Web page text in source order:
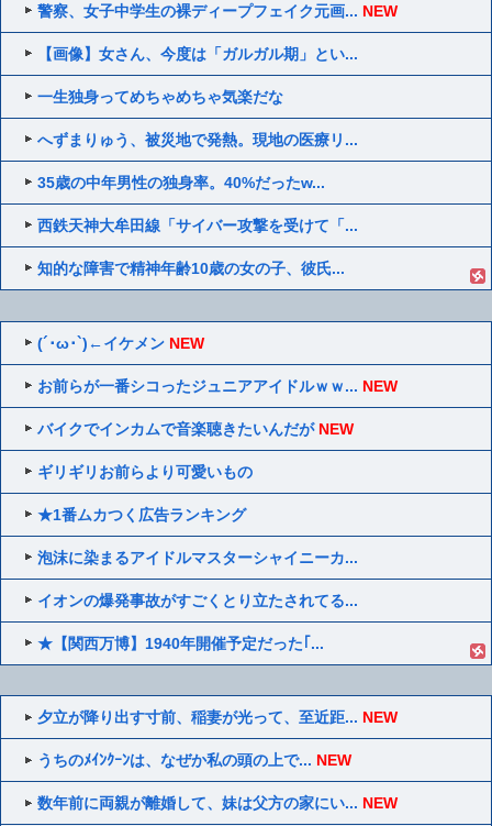
警察、女子中学生の裸ディープフェイク元画... NEW
【画像】女さん、今度は「ガルガル期」とい...
一生独身ってめちゃめちゃ気楽だな
へずまりゅう、被災地で発熱。現地の医療リ...
35歳の中年男性の独身率。40%だったw...
西鉄天神大牟田線「サイバー攻撃を受けて「...
知的な障害で精神年齢10歳の女の子、彼氏...
(´･ω･`)←イケメン NEW
お前らが一番シコったジュニアアイドルｗｗ... NEW
バイクでインカムで音楽聴きたいんだが NEW
ギリギリお前らより可愛いもの
★1番ムカつく広告ランキング
泡沫に染まるアイドルマスターシャイニーカ...
イオンの爆発事故がすごくとり立たされてる...
★【関西万博】1940年開催予定だった｢...
夕立が降り出す寸前、稲妻が光って、至近距... NEW
うちのﾒｲﾝｸｰﾝは、なぜか私の頭の上で... NEW
数年前に両親が離婚して、妹は父方の家にい... NEW